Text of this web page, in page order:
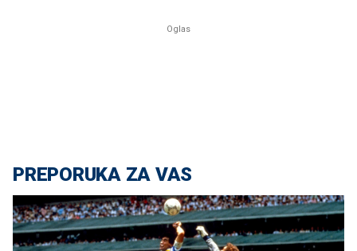
PREPORUKA ZA VAS